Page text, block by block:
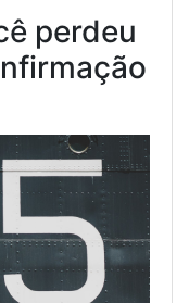
perdeu